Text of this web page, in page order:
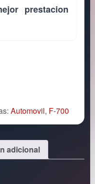
prestacion
Automovil, F-700
adicional